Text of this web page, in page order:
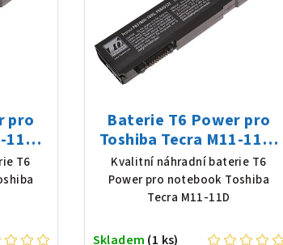
pro
113,
T6
Baterie T6 Power pro
Toshiba Tecra M11-11D,
Li-Ion, 10,8 V, 5200 mAh
(56 Wh), černá
Kvalitní náhradní baterie T6
Power pro notebook Toshiba
Tecra M11-11D
Skladem (1 ks)